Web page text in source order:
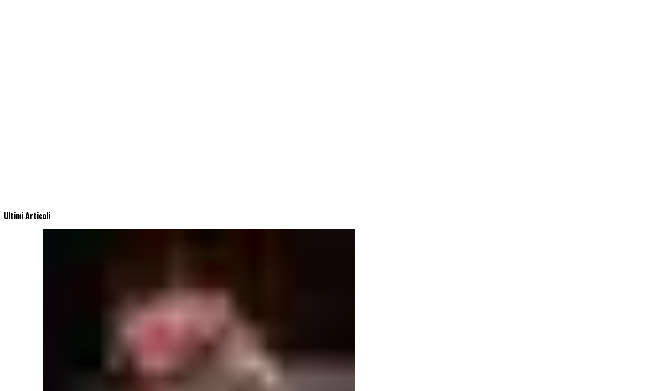
Ultimi Articoli